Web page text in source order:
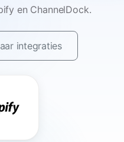
en ChannelDock.
integraties